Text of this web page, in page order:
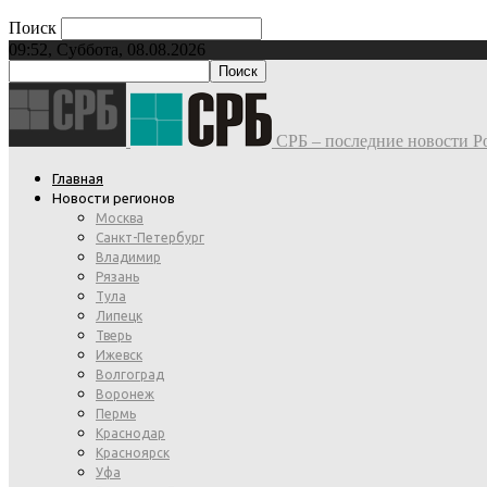
Поиск
09:52, Суббота, 08.08.2026
СРБ – последние новости
Главная
Новости регионов
Москва
Санкт-Петербург
Владимир
Рязань
Тула
Липецк
Тверь
Ижевск
Волгоград
Воронеж
Пермь
Краснодар
Красноярск
Уфа